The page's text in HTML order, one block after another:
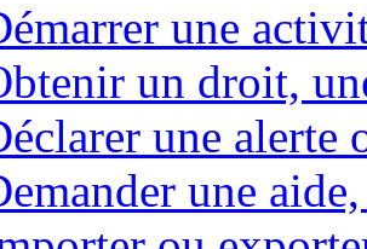
une
un droit,
une alerte
une